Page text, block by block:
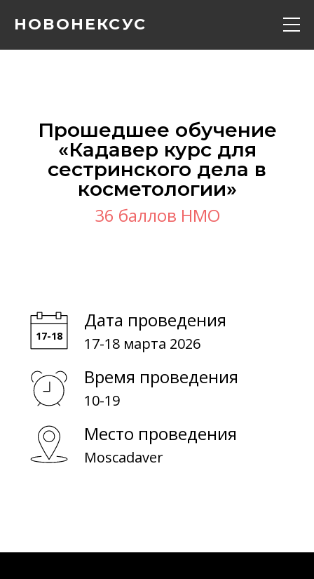
НОВОНЕКСУС
Расписание
Прошедшее обучение
«‎Кадавер курс для
сестринского дела в
косметологии»‎
36 баллов НМО
Дата проведения
17-18 марта 2026
Время проведения
10-19
Место проведения
Moscadaver